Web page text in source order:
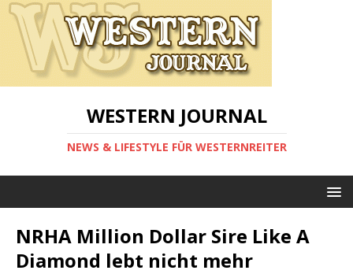
WESTERN JOURNAL
NEWS & LIFESTYLE FÜR WESTERNREITER
NRHA Million Dollar Sire Like A
Diamond lebt nicht mehr